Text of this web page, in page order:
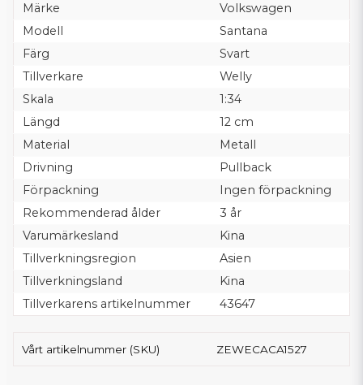
Märke
Volkswagen
Modell
Santana
Färg
Svart
Tillverkare
Welly
Skala
1:34
Längd
12 cm
Material
Metall
Drivning
Pullback
Förpackning
Ingen förpackning
Rekommenderad ålder
3 år
Varumärkesland
Kina
Tillverkningsregion
Asien
Tillverkningsland
Kina
Tillverkarens artikelnummer
43647
Vårt artikelnummer (SKU) ZEWECACA1527